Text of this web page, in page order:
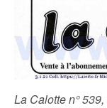
La Calotte n°